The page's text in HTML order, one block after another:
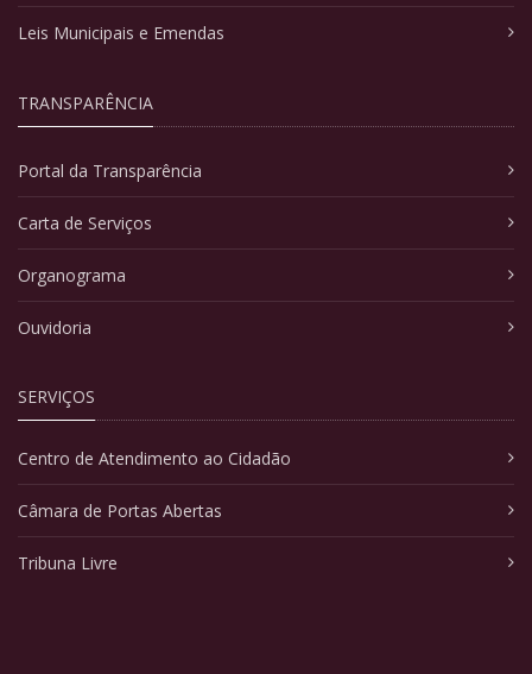
Leis Municipais e Emendas
TRANSPARÊNCIA
Portal da Transparência
Carta de Serviços
Organograma
Ouvidoria
SERVIÇOS
Centro de Atendimento ao Cidadão
Câmara de Portas Abertas
Tribuna Livre